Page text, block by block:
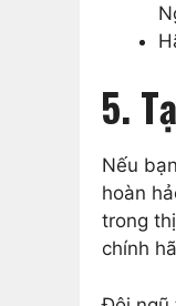
5.
Nếu
hoàn
trong
chính